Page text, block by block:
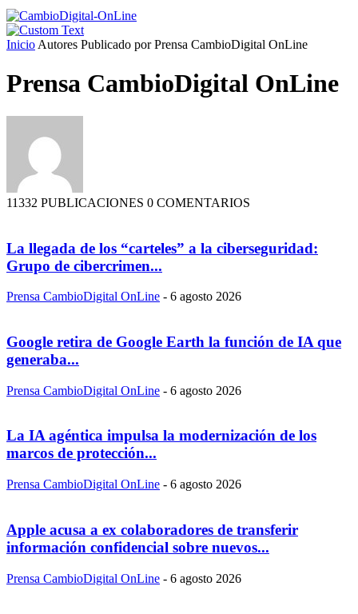
Inicio Autores Publicado por Prensa CambioDigital OnLine
Prensa CambioDigital OnLine
11332 PUBLICACIONES 0 COMENTARIOS
La llegada de los “carteles” a la ciberseguridad:
Grupo de cibercrimen...
Prensa CambioDigital OnLine - 6 agosto 2026
Google retira de Google Earth la función de IA que
generaba...
Prensa CambioDigital OnLine - 6 agosto 2026
La IA agéntica impulsa la modernización de los
marcos de protección...
Prensa CambioDigital OnLine - 6 agosto 2026
Apple acusa a ex colaboradores de transferir
información confidencial sobre nuevos...
Prensa CambioDigital OnLine - 6 agosto 2026